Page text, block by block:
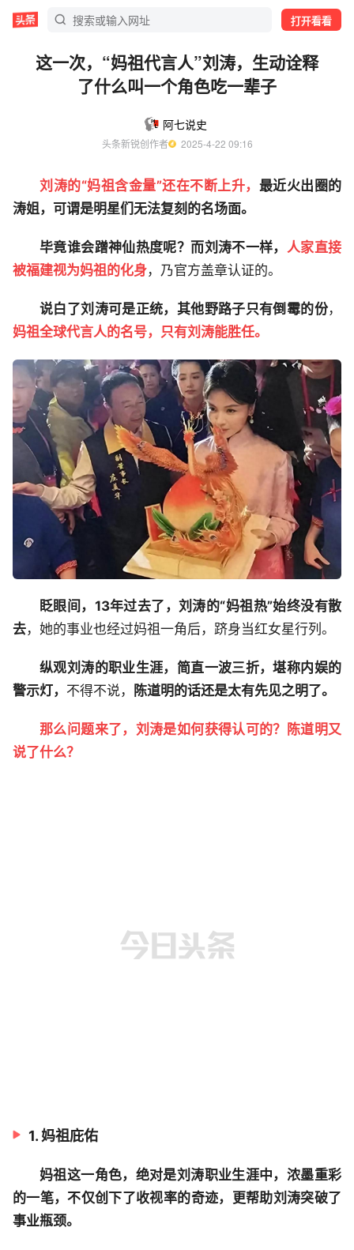
打开看看
这一次，“妈祖代言人”刘涛，生动诠释
了什么叫一个角色吃一辈子
阿七说史
头条新锐创作者
  2025-4-22 09:16
刘涛的“妈祖含金量”还在不断上升， 最近火出圈的
涛姐，可谓是明星们无法复刻的名场面。
毕竟谁会蹭神仙热度呢？而刘涛不一样， 人家直接
被福建视为妈祖的化身，乃官方盖章认证的。
说白了刘涛可是正统，其他野路子只有倒霉的份，
妈祖全球代言人的名号，只有刘涛能胜任。
眨眼间，13年过去了，刘涛的“妈祖热”始终没有散
去，她的事业也经过妈祖一角后，跻身当红女星行列。
纵观刘涛的职业生涯，简直一波三折，堪称内娱的
警示灯， 不得不说， 陈道明的话还是太有先见之明了。
那么问题来了，刘涛是如何获得认可的？陈道明又
说了什么？
1. 妈祖庇佑
妈祖这一角色，绝对是刘涛职业生涯中，浓墨重彩
的一笔，不仅创下了收视率的奇迹，更帮助刘涛突破了
事业瓶颈。